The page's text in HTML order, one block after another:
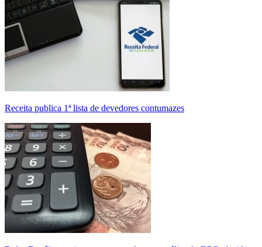
Receita publica 1ª lista de devedores contumazes